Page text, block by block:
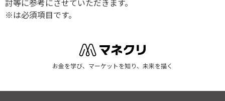
討等に参考にさせていただきます。
※は必須項目です。
お金を学び、マーケットを知り、未来を描く